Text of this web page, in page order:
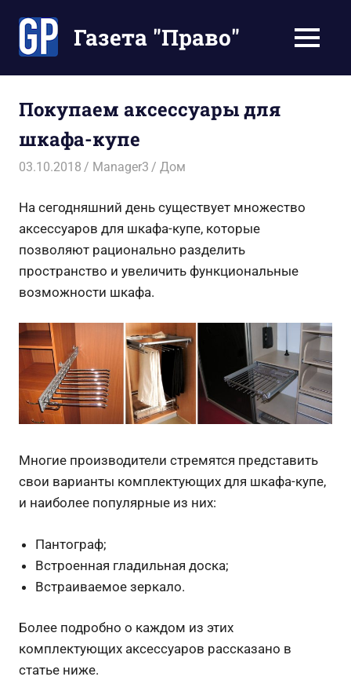
содержимомуГазета "Право"
Ваше
время
МЕНЮ
Покупаем аксессуары для
шкафа-купе
03.10.2018 Manager3 Дом
На сегодняшний день существует множество
аксессуаров для шкафа-купе, которые
позволяют рационально разделить
пространство и увеличить функциональные
возможности шкафа.
Многие производители стремятся представить
свои варианты комплектующих для шкафа-купе,
и наиболее популярные из них:
Пантограф;
Встроенная гладильная доска;
Встраиваемое зеркало.
Более подробно о каждом из этих
комплектующих аксессуаров рассказано в
статье ниже.